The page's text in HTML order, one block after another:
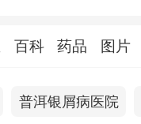
百科 药品 图片
普洱银屑病医院